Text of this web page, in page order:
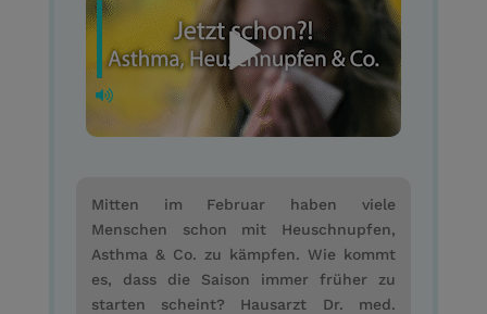
Mitten im Februar haben viele
Menschen schon mit Heuschnupfen,
Asthma & Co. zu kämpfen. Wie kommt
es, dass die Saison immer früher zu
starten scheint? Hausarzt Dr. med.